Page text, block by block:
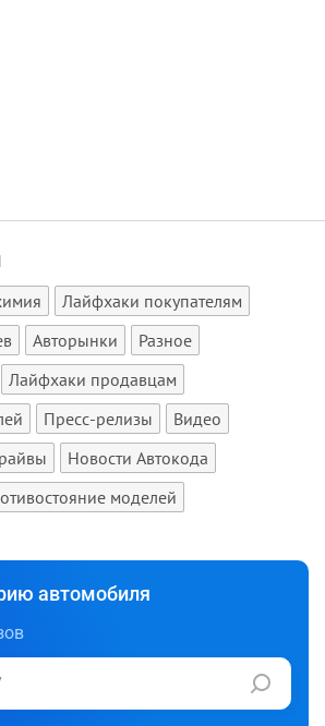
Лайфхаки покупателям
Авторынки
Разное
Лайфхаки продавцам
Пресс-релизы
Видео
Новости Автокода
моделей
автомобиля